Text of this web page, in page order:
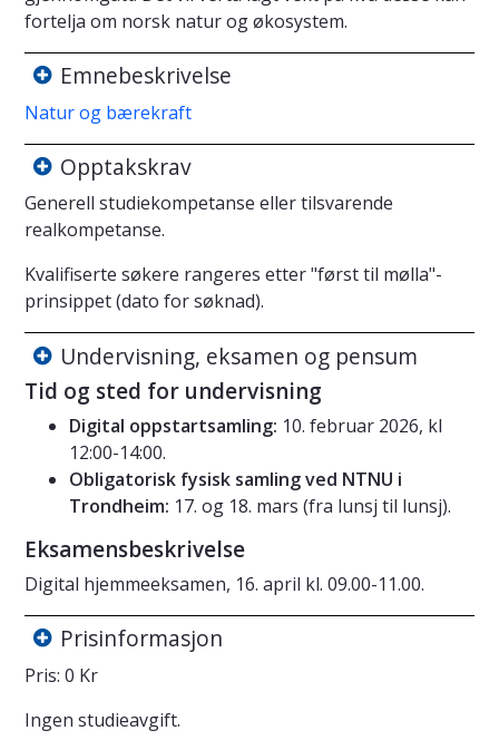
fortelja om norsk natur og økosystem.
Emnebeskrivelse
Natur og bærekraft
Opptakskrav
Generell studiekompetanse eller tilsvarende
realkompetanse.
Kvalifiserte søkere rangeres etter "først til mølla"-
prinsippet (dato for søknad).
Undervisning, eksamen og pensum
Tid og sted for undervisning
Digital oppstartsamling: 10. februar 2026, kl
12:00-14:00.
Obligatorisk fysisk samling ved NTNU i
Trondheim: 17. og 18. mars (fra lunsj til lunsj).
Eksamensbeskrivelse
Digital hjemmeeksamen, 16. april kl. 09.00-11.00.
Prisinformasjon
Pris: 0 Kr
Ingen studieavgift.